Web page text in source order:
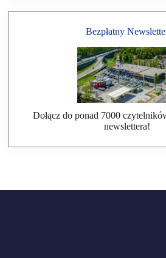
Bezpłatny
Dołącz do ponad 7000
newslettera!